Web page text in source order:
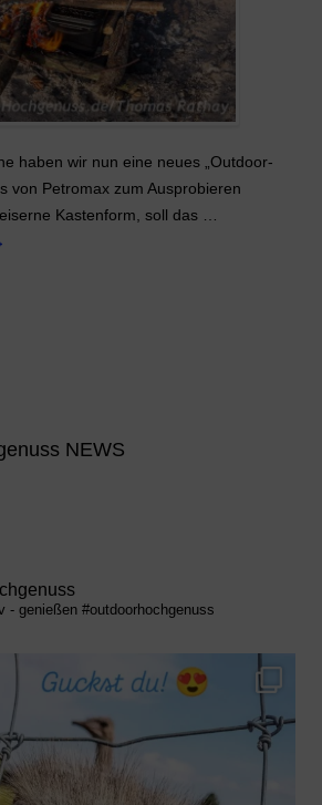
haben wir nun eine neues „Outdoor-
von Petromax zum Ausprobieren
Kastenform, soll das …
NEWS
- genießen #outdoorhochgenuss